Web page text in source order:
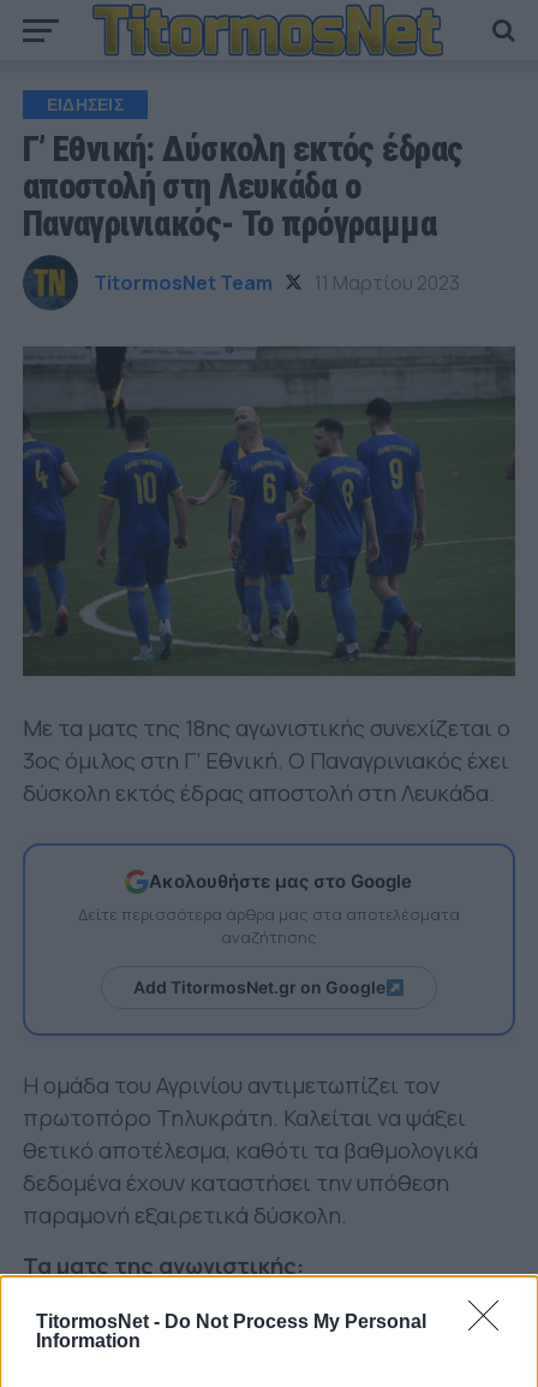
TitormosNet - Do Not Process My Personal
Information
ΕΙΔΗΣΕΙΣ
Γ’ Εθνική: Δύσκολη εκτός έδρας
αποστολή στη Λευκάδα ο
Παναγρινιακός- Το πρόγραμμα
TitormosNet Team 11 Μαρτίου 2023
Με τα ματς της 18ης αγωνιστικής συνεχίζεται ο
3ος όμιλος στη Γ’ Εθνική. Ο Παναγρινιακός έχει
δύσκολη εκτός έδρας αποστολή στη Λευκάδα.
Ακολουθήστε μας στο Google
Δείτε περισσότερα άρθρα μας στα αποτελέσματα
αναζήτησης
Add TitormosNet.gr on Google
Η ομάδα του Αγρινίου αντιμετωπίζει τον
πρωτοπόρο Τηλυκράτη. Καλείται να ψάξει
θετικό αποτέλεσμα, καθότι τα βαθμολογικά
δεδομένα έχουν καταστήσει την υπόθεση
παραμονή εξαιρετικά δύσκολη.
Τα ματς της αγωνιστικής:
ΑΠΣ Ζάκυνθος-ΠΟ Φήκης(11:00)
Χαλκίδα-ΑΕ Λευκίμμης